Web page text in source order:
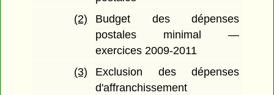
(2)
Budget des dépenses
postales minimal —
exercices 2009-2011
(3)
Exclusion des dépenses
d'affranchissement